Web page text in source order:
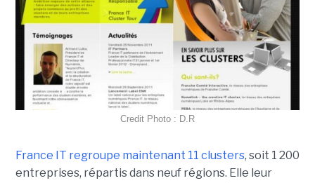
Credit Photo : D.R
France IT regroupe maintenant 11 clusters, soit 1 200
entreprises, répartis dans neuf régions. Elle leur